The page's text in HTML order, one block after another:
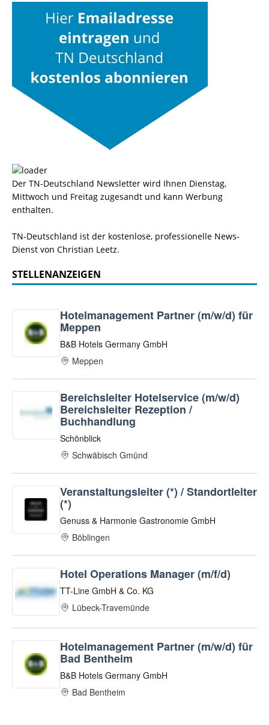
Der TN-Deutschland Newsletter wird Ihnen Dienstag,
Mittwoch und Freitag zugesandt und kann Werbung
enthalten.
TN-Deutschland ist der kostenlose, professionelle News-
Dienst von Christian Leetz.
STELLENANZEIGEN